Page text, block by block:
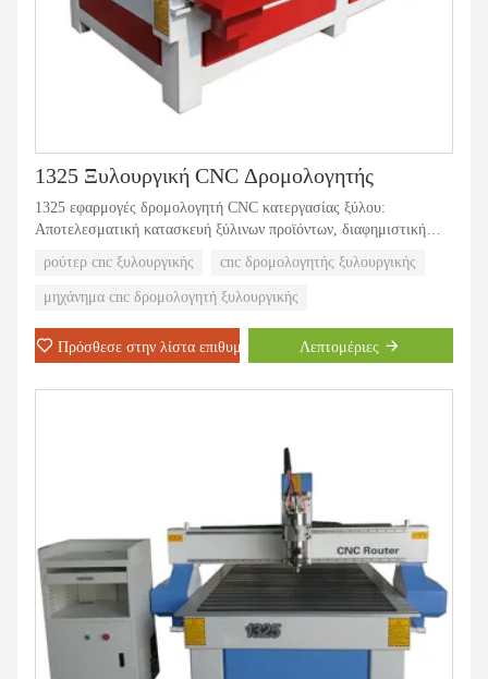
1325 Ξυλουργική CNC Δρομολογητής
1325 εφαρμογές δρομολογητή CNC κατεργασίας ξύλου:
Αποτελεσματική κατασκευή ξύλινων προϊόντων, διαφημιστική
μαζική κοπή. Επίσης το μηχάνημα μπορεί να χαράξει σανίδες από
σίδερο, ορείχαλκο, αλουμίνιο, πλαστικό και ξύλο και τα μη
Μπορούμε να πουλήσουμε 500 σετ αυτού του μηχανήματος σε ένα
ρούτερ cnc ξυλουργικής cnc δρομολογητής ξυλουργικής
μηχάνημα cnc δρομολογητή ξυλουργικής
Πρόσθεσε στην λίστα επιθυμιών Λεπτομέριες